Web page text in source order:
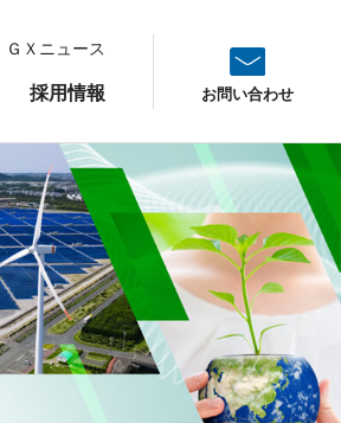
ＧＸニュース
採用情報 お問い合わせ